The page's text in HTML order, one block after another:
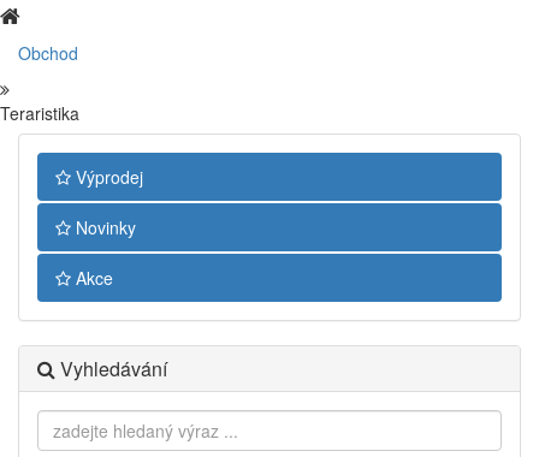
Obchod
Teraristika
Výprodej
Novinky
Akce
Vyhledávání